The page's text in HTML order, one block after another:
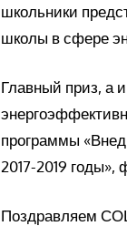
школьники
школы в сфере
Главный приз, а
программы
2017-2019 годы»,
Поздравляем